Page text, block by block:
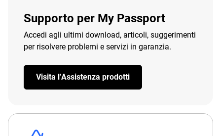
Supporto per My Passport
Accedi agli ultimi download, articoli, suggerimenti
per risolvere problemi e servizi in garanzia.
Visita l’Assistenza prodotti